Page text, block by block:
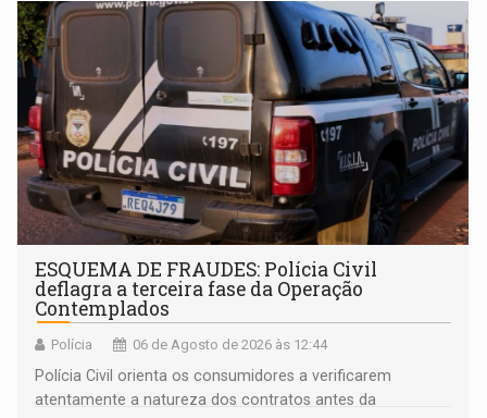
ESQUEMA DE FRAUDES: Polícia Civil
deflagra a terceira fase da Operação
Contemplados
Polícia 06 de Agosto de 2026 às 12:44
Polícia Civil orienta os consumidores a verificarem
atentamente a natureza dos contratos antes da